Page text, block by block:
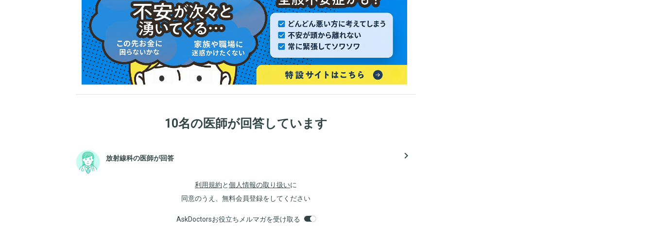
10名の医師が回答しています
放射線科の医師が回答 navigate_next
利用規約と個人情報の取り扱いに
同意のうえ、無料会員登録をしてください
AskDoctorsお役立ちメルマガを受け取る